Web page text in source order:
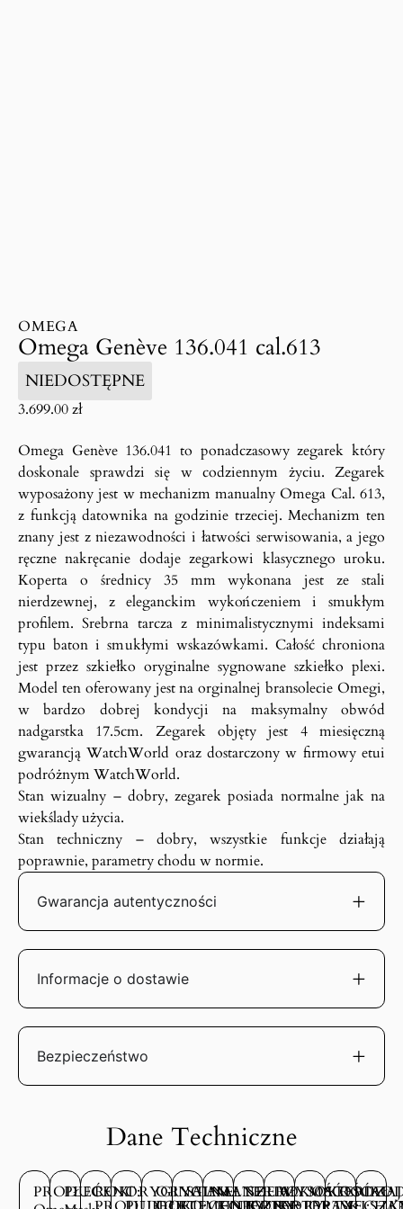
OMEGA
Omega Genève 136.041 cal.613
NIEDOSTĘPNE
3.699.00zł
Omega Genève 136.041 to ponadczasowy zegarek który
doskonale sprawdzi się w codziennym życiu. Zegarek
wyposażony jest w mechanizm manualny Omega Cal. 613,
z funkcją datownika na godzinie trzeciej. Mechanizm ten
znany jest z niezawodności i łatwości serwisowania, a jego
ręczne nakręcanie dodaje zegarkowi klasycznego uroku.
Koperta o średnicy 35 mm wykonana jest ze stali
nierdzewnej, z eleganckim wykończeniem i smukłym
profilem. Srebrna tarcza z minimalistycznymi indeksami
typu baton i smukłymi wskazówkami. Całość chroniona
jest przez szkiełko oryginalne sygnowane szkiełko plexi.
Model ten oferowany jest na orginalnej bransolecie Omegi,
w bardzo dobrej kondycji na maksymalny obwód
nadgarstka 17.5cm. Zegarek objęty jest 4 miesięczną
gwarancją WatchWorld oraz dostarczony w firmowy etui
podróżnym WatchWorld.
Stan wizualny – dobry, zegarek posiada normalne jak na
wiekślady użycia.
Stan techniczny – dobry, wszystkie funkcje działają
poprawnie, parametry chodu w normie.
Gwarancja autentyczności
Informacje o dostawie
Bezpieczeństwo
Dane Techniczne
PRODUCENT:
PŁEĆ:ROKORYGINALNE
ORYGINALNE
STANMATERIAŁ
SZEROKOŚĆ
WYSOKOŚĆ
MATERIAŁ
RODZAJ